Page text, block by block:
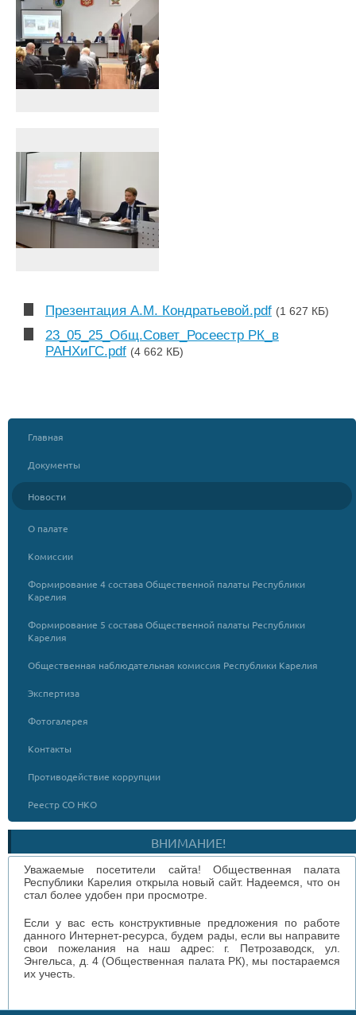
Презентация А.М. Кондратьевой.pdf (1 627 КБ)
23_05_25_Общ.Совет_Росеестр РК_в
РАНХиГС.pdf (4 662 КБ)
Главная
Документы
Новости
О палате
Комиссии
Формирование 4 состава Общественной палаты Республики
Карелия
Формирование 5 состава Общественной палаты Республики
Карелия
Общественная наблюдательная комиссия Республики Карелия
Экспертиза
Фотогалерея
Контакты
Противодействие коррупции
Реестр СО НКО
ВНИМАНИЕ!
Уважаемые посетители сайта! Общественная палата
Республики Карелия открыла новый сайт. Надеемся, что он
стал более удобен при просмотре.
Если у вас есть конструктивные предложения по работе
данного Интернет-ресурса, будем рады, если вы направите
свои пожелания на наш адрес: г. Петрозаводск, ул.
Энгельса, д. 4 (Общественная палата РК), мы постараемся
их учесть.